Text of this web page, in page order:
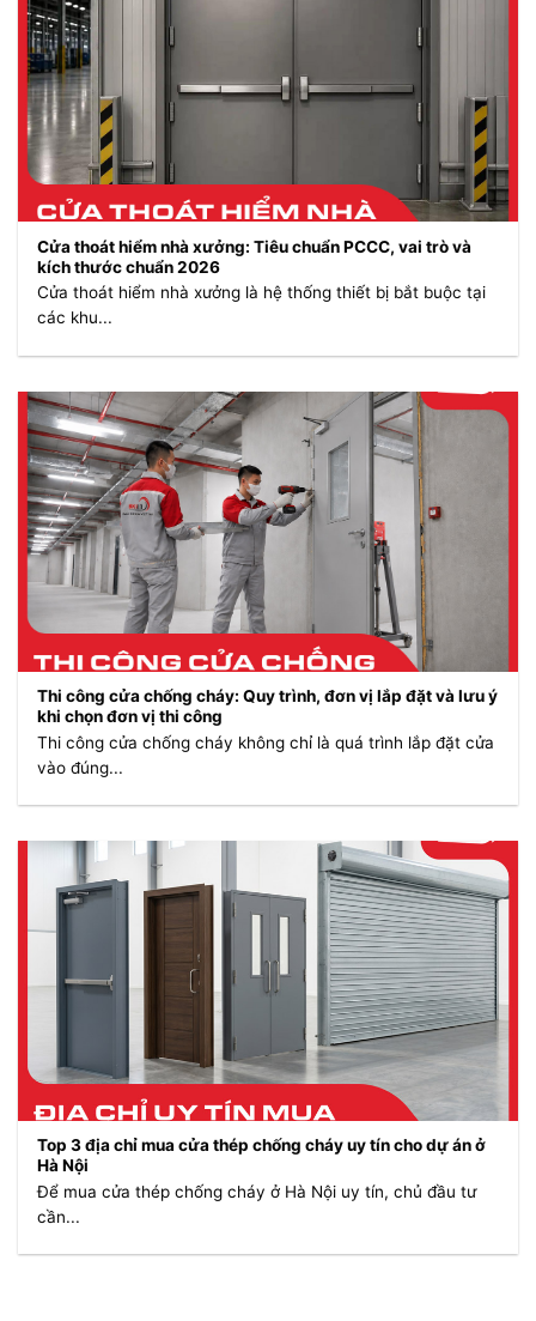
Cửa thoát hiểm nhà xưởng: Tiêu chuẩn PCCC, vai trò và
kích thước chuẩn 2026
Cửa thoát hiểm nhà xưởng là hệ thống thiết bị bắt buộc tại
các khu...
Thi công cửa chống cháy: Quy trình, đơn vị lắp đặt và lưu ý
khi chọn đơn vị thi công
Thi công cửa chống cháy không chỉ là quá trình lắp đặt cửa
vào đúng...
Top 3 địa chỉ mua cửa thép chống cháy uy tín cho dự án ở
Hà Nội
Để mua cửa thép chống cháy ở Hà Nội uy tín, chủ đầu tư
cần...